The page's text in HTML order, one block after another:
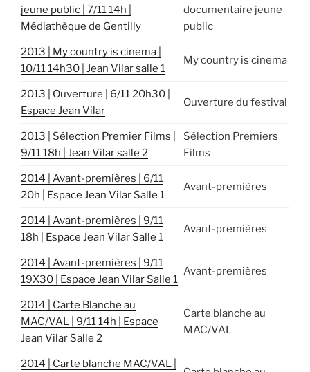
jeune public | 7/11 14h |
Médiathèque de Gentilly
documentaire jeune
public
2013 | My country is cinema |
10/11 14h30 | Jean Vilar salle 1
My country is cinema
2013 | Ouverture | 6/11 20h30 |
Espace Jean Vilar
Ouverture du festival
2013 | Sélection Premier Films |
9/11 18h | Jean Vilar salle 2
Sélection Premiers
Films
2014 | Avant-premières | 6/11
20h | Espace Jean Vilar Salle 1
Avant-premières
2014 | Avant-premières | 9/11
18h | Espace Jean Vilar Salle 1
Avant-premières
2014 | Avant-premières | 9/11
19X30 | Espace Jean Vilar Salle 1
Avant-premières
2014 | Carte Blanche au
MAC/VAL | 9/11 14h | Espace
Jean Vilar Salle 2
Carte blanche au
MAC/VAL
2014 | Carte blanche MAC/VAL |